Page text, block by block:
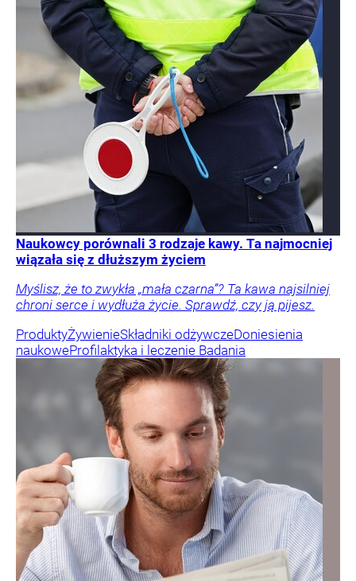
Naukowcy porównali 3 rodzaje kawy. Ta najmocniej
wiązała się z dłuższym życiem
Myślisz, że to zwykła „mała czarna”? Ta kawa najsilniej
chroni serce i wydłuża życie. Sprawdź, czy ją pijesz.
ProduktyŻywienieSkładniki odżywczeDoniesienia
naukoweProfilaktyka i leczenie Badania